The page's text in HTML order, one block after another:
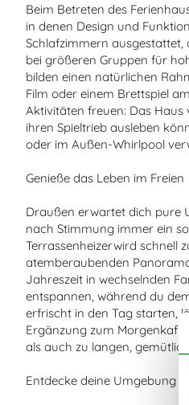
Beim Betreten des
in denen Design und
Schlafzimmern ausgestattet,
bei größeren Gruppen für
bilden einen natürlichen
Film oder einem Brettspiel
Aktivitäten freuen: Das
ihren Spieltrieb ausleben
oder im Außen-Whirlpool
Genieße das Leben im Freien
Draußen erwartet dich pure
nach Stimmung immer ein
Terrassenheizerwird schnell
atemberaubenden
Jahreszeit in wechselnden
entspannen, während du
erfrischt in den Tag starten,
Ergänzung zum
als auch zu langen,
Entdecke deine Umgebung